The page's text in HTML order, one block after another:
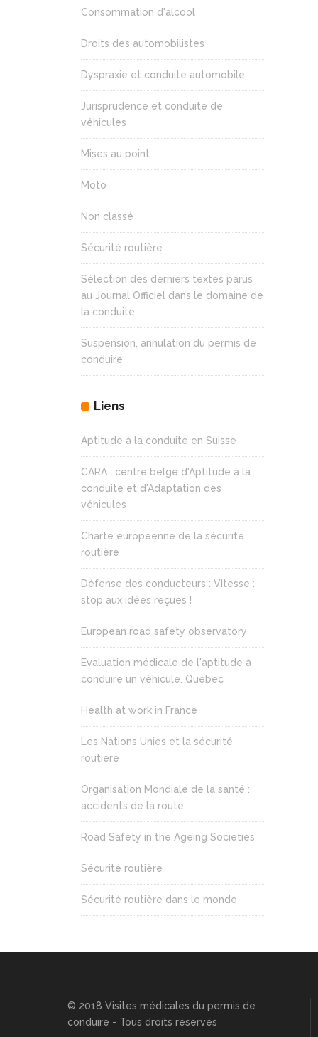
Consommation d'alcool
Droits des automobilistes
Dyspraxie et conduite automobile
Jurisprudence et conduite de
véhicules
Mises au point
Moto
Non classé
Sécurité routière
Sélection des derniers textes parus
au Journal Officiel dans le domaine de
la conduite
Suspension, annulation du permis de
conduire
Liens
Aptitude à la conduite en Suisse
CARA : centre belge d'Aptitude à la
conduite et d'Adaptation des
véhicules
Charte européenne de la sécurité
routière
Défense des conducteurs : VItesse :
stop aux idées reçues !
European road safety observatory
Evaluation médicale de l'aptitude à
conduire un véhicule. Québec
Health at work in France
Les Nations Unies et la sécurité
routière
Organisation Mondiale de la santé :
accidents de la route
Road Safety in the Ageing Societies
Sécurité routière
Sécurité routière dans le monde
© 2018 Visites médicales du permis de
conduire - Tous droits réservés